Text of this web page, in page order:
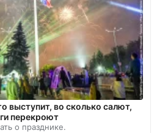
выступит, во сколько салют,
перекроют
о празднике.